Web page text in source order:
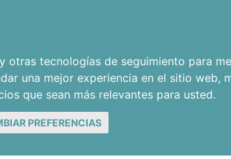
otras tecnologías de seguimiento para
una mejor experiencia en el sitio web,
que sean más relevantes para usted.
PREFERENCIAS